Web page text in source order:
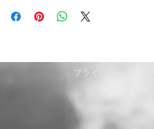
プライバシーポリシー